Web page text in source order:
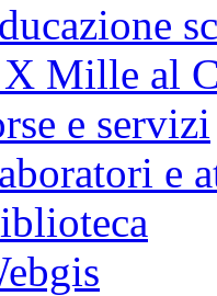
Mille al
e servizi
e